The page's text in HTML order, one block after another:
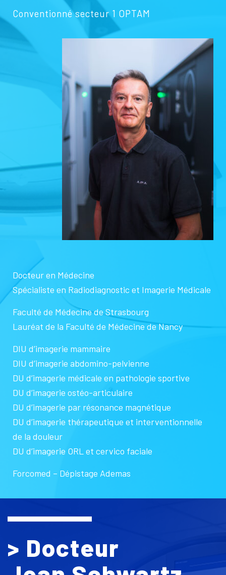
Conventionné secteur 1 OPTAM
Docteur en Médecine
Spécialiste en Radiodiagnostic et Imagerie Médicale
Faculté de Médecine de Strasbourg
Lauréat de la Faculté de Médecine de Nancy
DIU d’imagerie mammaire
DIU d’imagerie abdomino-pelvienne
DU d’imagerie médicale en pathologie sportive
DU d’imagerie ostéo-articulaire
DU d’imagerie par résonance magnétique
DU d’imagerie thérapeutique et interventionnelle
de la douleur
DU d’imagerie ORL et cervico faciale
Forcomed – Dépistage Ademas
> Docteur